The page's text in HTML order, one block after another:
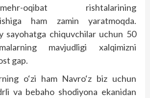
oqibat rishtalarining
ham zamin yaratmoqda.
sayohatga chiquvchilar uchun 50
mavjudligi xalqimizni
gap.
o‘zi ham Navro‘z biz uchun
va bebaho shodiyona ekanidan